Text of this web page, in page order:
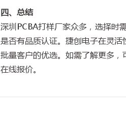
四、总结
深圳PCBA打样厂家众多，选择时
是否有品质认证。捷创电子在灵
批量客户的优选。如需了解更多
在线报价。